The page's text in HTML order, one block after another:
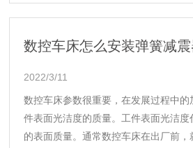
数控车床怎么安装弹簧减震
2022/3/11
数控车床参数很重要，在发展过程中
件表面光洁度的质量。工件表面光洁
的表面质量。通常数控车床在出厂前